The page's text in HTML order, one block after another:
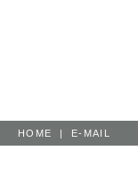
HOME | E-MAIL